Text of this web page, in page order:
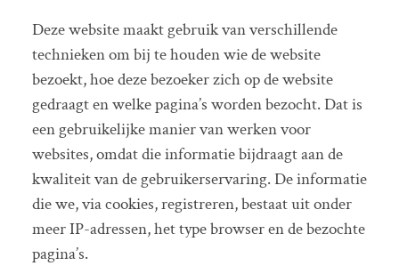
Deze website maakt gebruik van verschillende
technieken om bij te houden wie de website
bezoekt, hoe deze bezoeker zich op de website
gedraagt en welke pagina’s worden bezocht. Dat is
een gebruikelijke manier van werken voor
websites, omdat die informatie bijdraagt aan de
kwaliteit van de gebruikerservaring. De informatie
die we, via cookies, registreren, bestaat uit onder
meer IP-adressen, het type browser en de bezochte
pagina’s.